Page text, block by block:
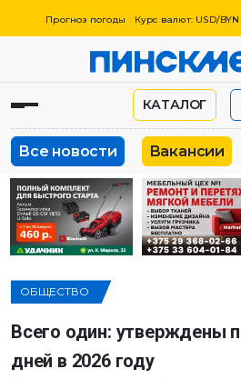
Прогноз погоды Курс валют: USD/BYN
КАТАЛОГ
Все новости Вакансии
ОБЩЕСТВО
Всего один: утверждены
дней в 2026 году